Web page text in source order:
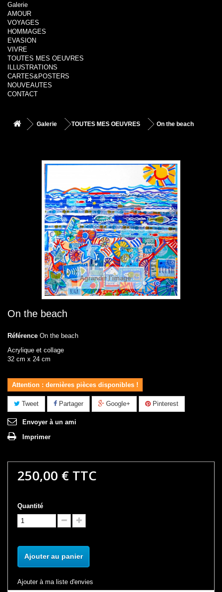
Galerie
AMOUR
VOYAGES
HOMMAGES
EVASION
VIVRE
TOUTES MES OEUVRES
ILLUSTRATIONS
CARTES&POSTERS
NOUVEAUTES
CONTACT
Galerie TOUTES MES OEUVRES On the beach
Agrandir l'image
On the beach
Référence On the beach
Acrylique et collage
32 cm x 24 cm
Attention : dernières pièces disponibles !
Tweet Partager Google+ Pinterest
Envoyer à un ami
Imprimer
250,00 € TTC
Quantité
Ajouter au panier
Ajouter à ma liste d'envies